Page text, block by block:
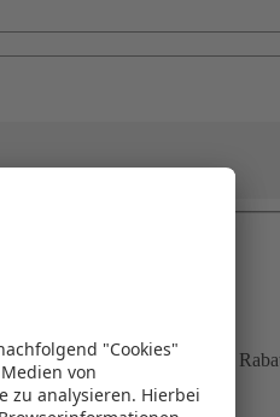
Geld. Nutzen Sie attraktive